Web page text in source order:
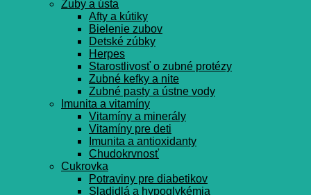
Zuby a ústa
Afty a kútiky
Bielenie zubov
Detské zúbky
Herpes
Starostlivosť o zubné protézy
Zubné kefky a nite
Zubné pasty a ústne vody
Imunita a vitamíny
Vitamíny a minerály
Vitamíny pre deti
Imunita a antioxidanty
Chudokrvnosť
Cukrovka
Potraviny pre diabetikov
Sladidlá a hypoglykémia